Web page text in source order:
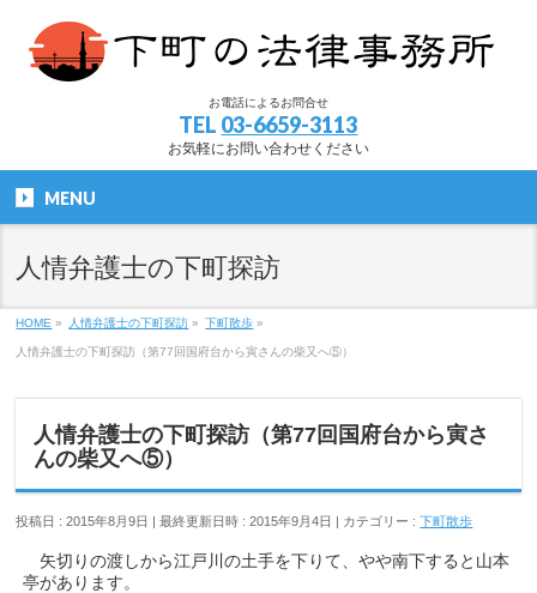
お電話によるお問合せ
TEL 03-6659-3113
お気軽にお問い合わせください
MENU
人情弁護士の下町探訪
HOME » 人情弁護士の下町探訪 » 下町散歩 »
人情弁護士の下町探訪（第77回国府台から寅さんの柴又へ⑤）
人情弁護士の下町探訪（第77回国府台から寅さ
んの柴又へ⑤）
投稿日 : 2015年8月9日 最終更新日時 : 2015年9月4日 カテゴリー :下町散歩
矢切りの渡しから江戸川の土手を下りて、やや南下すると山本
亭があります。